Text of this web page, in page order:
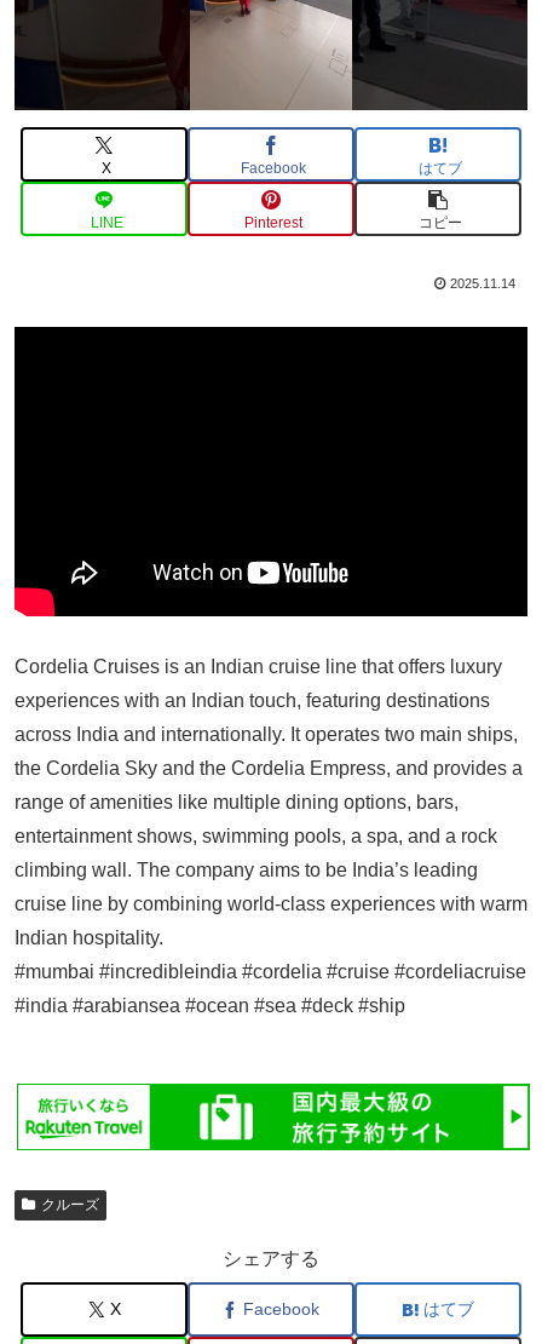
X Facebook はてブ
LINE Pinterest コピー
2025.11.14
Cordelia Cruises is an Indian cruise line that offers luxury
experiences with an Indian touch, featuring destinations
across India and internationally. It operates two main ships,
the Cordelia Sky and the Cordelia Empress, and provides a
range of amenities like multiple dining options, bars,
entertainment shows, swimming pools, a spa, and a rock
climbing wall. The company aims to be India’s leading
cruise line by combining world-class experiences with warm
Indian hospitality.
#mumbai #incredibleindia #cordelia #cruise #cordeliacruise
#india #arabiansea #ocean #sea #deck #ship
クルーズ
シェアする
X Facebook はてブ